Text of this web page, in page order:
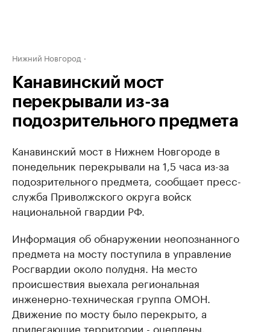
Нижний Новгород
Канавинский мост
перекрывали из-за
подозрительного предмета
Канавинский мост в Нижнем Новгороде в
понедельник перекрывали на 1,5 часа из-за
подозрительного предмета, сообщает ​пресс-
служба Приволжского округа войск
национальной гвардии РФ.
Информация об обнаружении неопознанного
предмета на мосту поступила в управление
Росгвардии около полудня. На место
происшествия выехала региональная
инженерно-техническая группа ОМОН.
Движение по мосту было перекрыто, а
прилегающие территории - оцеплены.